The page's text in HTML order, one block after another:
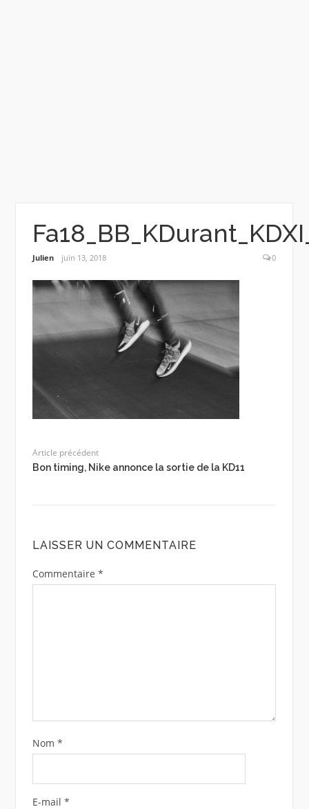
Julien juin 13, 2018 0
Article précédent
Bon timing, Nike annonce la sortie de la KD11
LAISSER UN COMMENTAIRE
Commentaire *
Nom *
E-mail *